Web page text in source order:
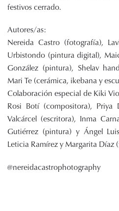
festivos cerrado.
Autores/as:
Nereida Castro (fotografía),
Urbistondo (pintura digital),
González (pintura), Shelav
Mari Te (cerámica, ikebana y
Colaboración especial de Kiki
Rosi Botí (compositora), Priya
Valcárcel (escritora), Inma
Gutiérrez (pintura) y Ángel
Leticia Ramírez y Margarita Díaz
@nereidacastrophotography